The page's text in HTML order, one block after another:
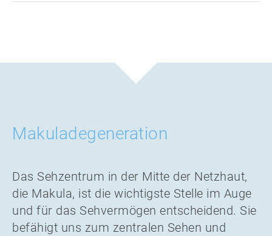
Makuladegeneration
Das Sehzentrum in der Mitte der Netzhaut,
die Makula, ist die wichtigste Stelle im Auge
und für das Sehvermögen entscheidend. Sie
befähigt uns zum zentralen Sehen und